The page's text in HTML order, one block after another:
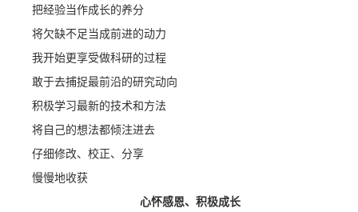
把经验当作成长的养分
将欠缺不足当成前进的动力
我开始更享受做科研的过程
敢于去捕捉最前沿的研究动向
积极学习最新的技术和方法
将自己的想法都倾注进去
仔细修改、校正、分享
慢慢地收获
心怀感恩、积极成长